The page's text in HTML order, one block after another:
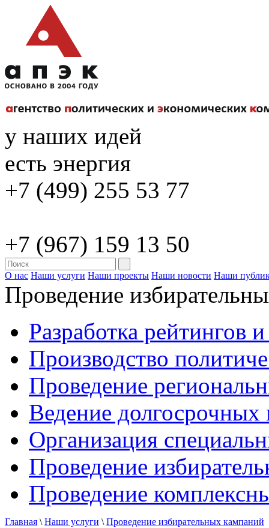
у наших идей
есть энергия
+7 (499) 255 53 77
+7 (967) 159 13 50
О нас Наши услуги Наши проекты Наши новости Наши
Проведение
Разработка рейтингов
Производство
Проведение
Ведение долгосрочных
Организация
Проведение
Проведение
Главная \ Наши услуги \ Проведение избирательных кампаний